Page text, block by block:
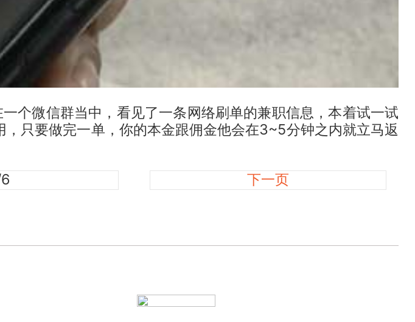
微信群当中，看见了一条网络刷单的兼职信息，本着试一试
只要做完一单，你的本金跟佣金他会在3~5分钟之内就立马返
下一页